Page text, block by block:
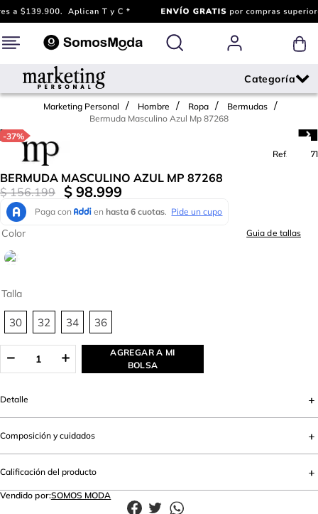
Marketing Personal Hombre Ropa
Bermudas
Bermuda Masculino Azul Mp 87268
-37%
Ref.
637071
BERMUDA MASCULINO AZUL MP 87268
$ 156.199 $ 98.999
Talla
30 32 34 36
Color Guia de tallas
AGREGAR A MI
BOLSA
Detalle
Composición y cuidados
Calificación del producto
Vendido por:SOMOS MODA